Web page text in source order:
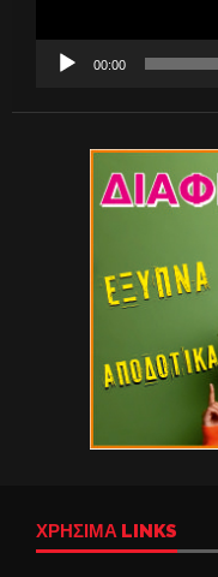
00:00
ΧΡΉΣΙΜΑ LINKS